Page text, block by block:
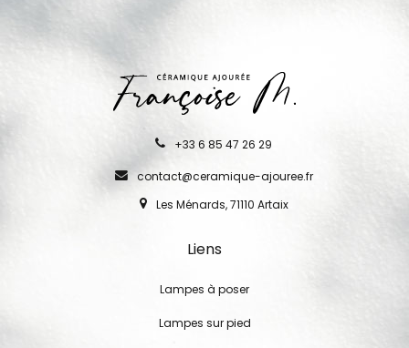
+33 6 85 47 26 29
contact@ceramique-ajouree.fr
Les Ménards, 71110 Artaix
Liens
Lampes à poser
Lampes sur pied